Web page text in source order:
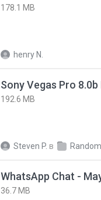
178.1 MB
henry N.
192.6 MB
Steven P. в
WhatsApp Chat -
36.7 MB